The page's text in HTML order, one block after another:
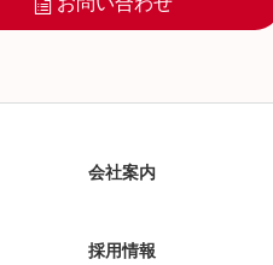
会社案内
採用情報